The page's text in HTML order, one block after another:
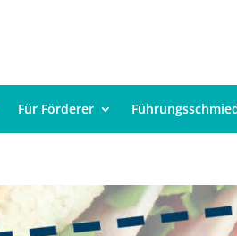
Für Förderer